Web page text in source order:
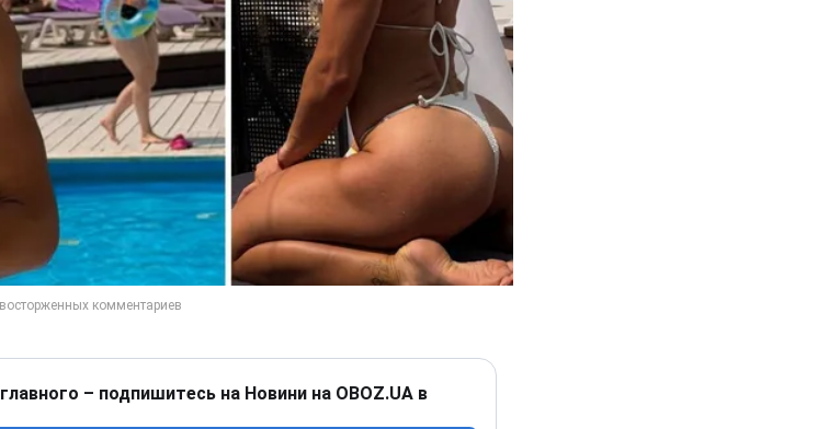
– подпишитесь на Новини на OBOZ.UA в